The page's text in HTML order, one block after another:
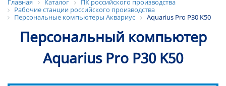
Главная Каталог
ПК российского производства
Рабочие станции российского производства
Персональные компьютеры Аквариус
Aquarius Pro P30 K50
Персональный компьютер
Aquarius Pro P30 K50